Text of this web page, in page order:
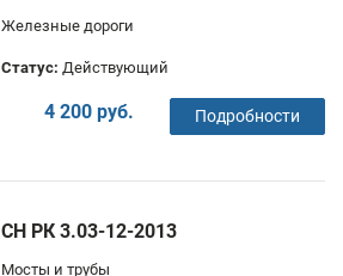
Железные дороги
Статус: Действующий
4 200 руб. Подробности
СН РК 3.03-12-2013
Мосты и трубы